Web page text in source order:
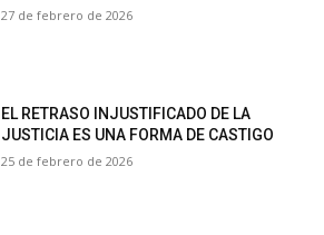
27 de febrero de 2026
EL RETRASO INJUSTIFICADO DE LA
JUSTICIA ES UNA FORMA DE CASTIGO
25 de febrero de 2026